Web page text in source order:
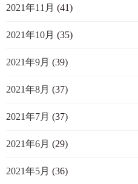
2021年11月 (41)
2021年10月 (35)
2021年9月 (39)
2021年8月 (37)
2021年7月 (37)
2021年6月 (29)
2021年5月 (36)